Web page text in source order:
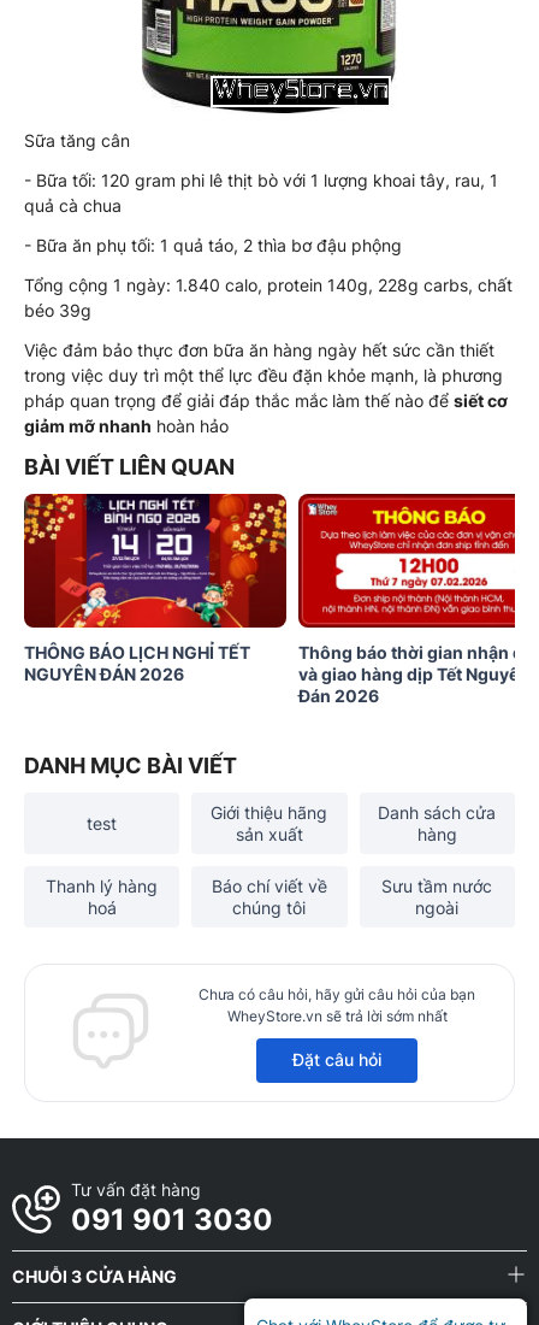
Sữa tăng cân
- Bữa tối: 120 gram phi lê thịt bò với 1 lượng khoai tây, rau, 1
quả cà chua
- Bữa ăn phụ tối: 1 quả táo, 2 thìa bơ đậu phộng
Tổng cộng 1 ngày: 1.840 calo, protein 140g, 228g carbs, chất
béo 39g
Việc đảm bảo thực đơn bữa ăn hàng ngày hết sức cần thiết
trong việc duy trì một thể lực đều đặn khỏe mạnh, là phương
pháp quan trọng để giải đáp thắc mắc làm thế nào để siết cơ
giảm mỡ nhanh hoàn hảo
BÀI VIẾT LIÊN QUAN
THÔNG BÁO LỊCH NGHỈ TẾT
NGUYÊN ĐÁN 2026
Thông báo thời gian nhận
và giao hàng dịp Tết Nguyên
Đán 2026
DANH MỤC BÀI VIẾT
test
Giới thiệu hãng
sản xuất
Danh sách cửa
hàng
Thanh lý hàng
hoá
Báo chí viết về
chúng tôi
Sưu tầm nước
ngoài
Chưa có câu hỏi, hãy gửi câu hỏi của bạn
WheyStore.vn sẽ trả lời sớm nhất
Đặt câu hỏi
Tư vấn đặt hàng
091 901 3030
CHUỖI 3 CỬA HÀNG